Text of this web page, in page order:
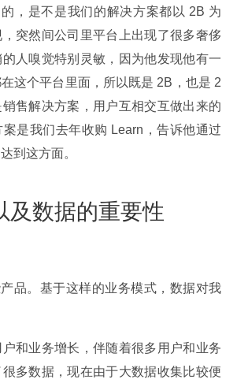
，是不是我们的解决方案都以 2B 为
突然间公司里平台上出现了很多奢侈
人嗅觉特别灵敏，因为他发现他有一
这个平台里面，所以既是 2B，也是 2
售解决方案，用户互相交互做出来的
是我们去年收购 Learn，告诉他通过
到这方面。
及数据的重要性
品。基于这样的业务模式，数据对我
和业务增长，伴随着很多用户和业务
多数据，现在由于大数据收集比较便